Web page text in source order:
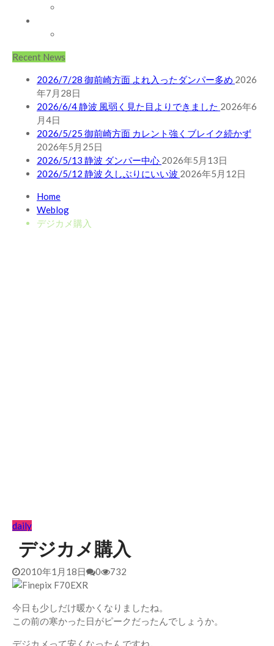
Recent News
2026/7/28 御前崎方面 よれ入ったダンパー多め 2026
年7月28日
2026/6/4 静波 風弱く見た目よりできました 2026年6
月4日
2026/5/25 御前崎方面 カレント強くブレイク続かず
2026年5月25日
2026/5/13 静波 ダンパー中心 2026年5月13日
2026/5/12 静波 久しぶりにいい波 2026年5月12日
Home
Weblog
デジカメ購入
daily
デジカメ購入
2010年1月18日 0 732
今日も少しだけ暖かくなりましたね。
この前の寒かった日がピークだったんでしょうか。
デジカメって安くなったんですね。